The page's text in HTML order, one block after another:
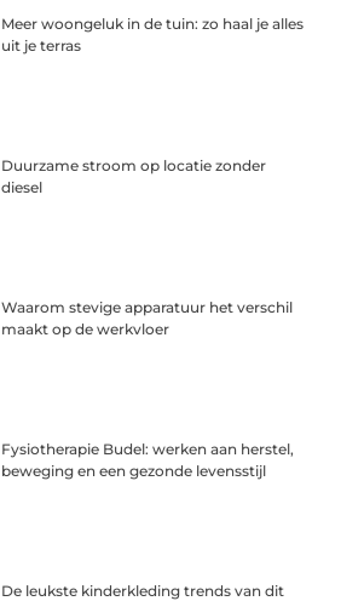
Meer woongeluk in de tuin: zo haal je alles
uit je terras
Duurzame stroom op locatie zonder
diesel
Waarom stevige apparatuur het verschil
maakt op de werkvloer
Fysiotherapie Budel: werken aan herstel,
beweging en een gezonde levensstijl
De leukste kinderkleding trends van dit